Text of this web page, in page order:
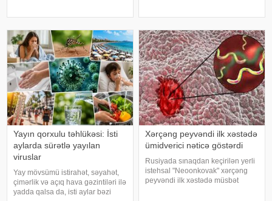
diqqətli olmalıdırlar.
Günvurmadan qorunma
hər zaman tənəffüs yolu
infeksiyası olmur
Yayın qorxulu təhlükəsi: İsti
aylarda sürətlə yayılan
viruslar
Yay mövsümü istirahət, səyahət,
çimərlik və açıq hava gəzintiləri ilə
yadda qalsa da, isti aylar bəzi
Xərçəng peyvəndi ilk xəstədə
ümidverici nəticə göstərdi
Rusiyada sınaqdan keçirilən yerli
istehsal "Neoonkovak" xərçəng
peyvəndi ilk xəstədə müsbət